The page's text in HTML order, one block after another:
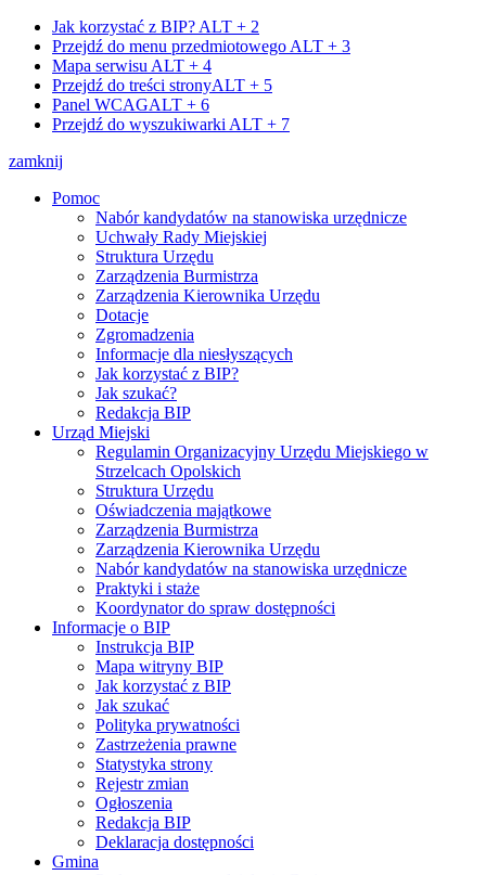
Jak korzystać z BIP? ALT + 2
Przejdź do menu przedmiotowego ALT + 3
Mapa serwisu ALT + 4
Przejdź do treści stronyALT + 5
Panel WCAGALT + 6
Przejdź do wyszukiwarki ALT + 7
zamknij
Pomoc
Nabór kandydatów na stanowiska urzędnicze
Uchwały Rady Miejskiej
Struktura Urzędu
Zarządzenia Burmistrza
Zarządzenia Kierownika Urzędu
Dotacje
Zgromadzenia
Informacje dla niesłyszących
Jak korzystać z BIP?
Jak szukać?
Redakcja BIP
Urząd Miejski
Regulamin Organizacyjny Urzędu Miejskiego w
Strzelcach Opolskich
Struktura Urzędu
Oświadczenia majątkowe
Zarządzenia Burmistrza
Zarządzenia Kierownika Urzędu
Nabór kandydatów na stanowiska urzędnicze
Praktyki i staże
Koordynator do spraw dostępności
Informacje o BIP
Instrukcja BIP
Mapa witryny BIP
Jak korzystać z BIP
Jak szukać
Polityka prywatności
Zastrzeżenia prawne
Statystyka strony
Rejestr zmian
Ogłoszenia
Redakcja BIP
Deklaracja dostępności
Gmina